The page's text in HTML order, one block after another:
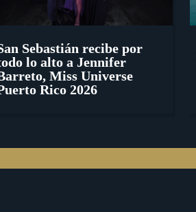
Sebastián recibe por
lo alto a Jennifer
Miss Universe
Rico 2026